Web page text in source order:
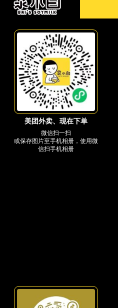
美团外卖、现在下单
微信扫一扫
或保存图片至手机相册，使用微
信扫手机相册